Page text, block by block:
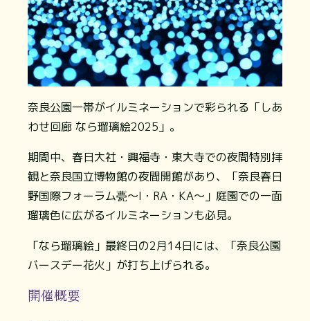
奈良公園一帯がイルミネーションで彩られる「しあ
わせ回廊 なら瑠璃絵2025」。
期間中、春日大社・興福寺・東大寺での夜間特別拝
観と奈良国立博物館の夜間開館があり、「奈良春日
野国際フォーラム甍～I・RA・KA～」庭園での一面
瑠璃色に広がるイルミネーションも必見。
「なら瑠璃絵」最終日の2月14日には、「奈良公園
バースデー花火」が打ち上げられる。
開催概要